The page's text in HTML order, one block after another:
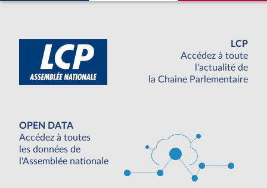
LCP
Accédez à toute
l'actualité de
la Chaine Parlementaire
OPEN DATA
Accédez à toutes
les données de
l'Assemblée nationale